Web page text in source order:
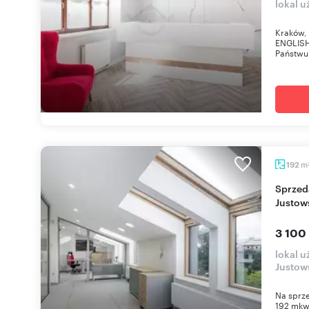
lokal
192 m
Sprzedam nowoczesny biurowiec 192 m² w Woli
3 100
lokal
Na
192